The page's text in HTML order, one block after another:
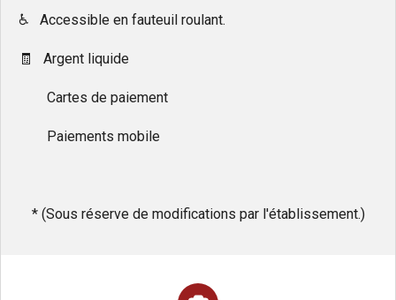
♿ Accessible en fauteuil roulant.
🧾 Argent liquide
Cartes de paiement
Paiements mobile
* (Sous réserve de modifications par l'établissement.)